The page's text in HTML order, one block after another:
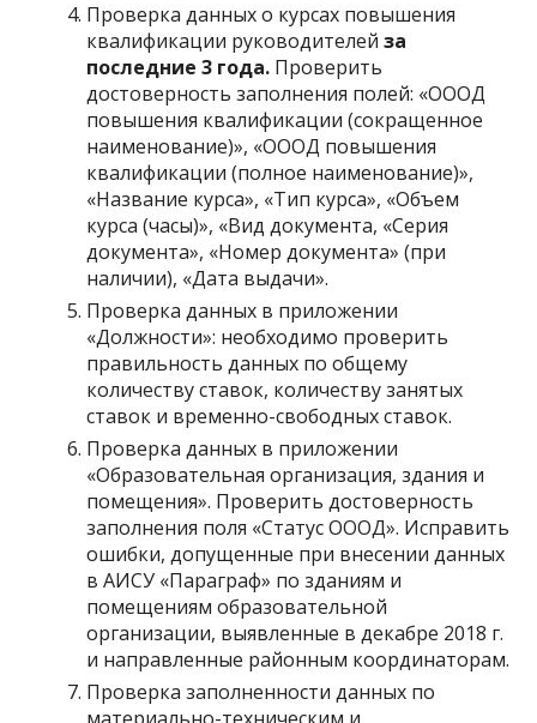
Проверка данных о курсах повышения
квалификации руководителейза
последние 3 года. Проверить
достоверность заполнения полей: «ОООД
повышения квалификации (сокращенное
наименование)», «ОООД повышения
квалификации (полное наименование)»,
«Название курса», «Тип курса», «Объем
курса (часы)», «Вид документа, «Серия
документа», «Номер документа» (при
наличии), «Дата выдачи».
Проверка данных в приложении
«Должности»: необходимо проверить
правильность данных по общему
количеству ставок, количеству занятых
ставок и временно-свободных ставок.
Проверка данных в приложении
«Образовательная организация, здания и
помещения». Проверить достоверность
заполнения поля «Статус ОООД». Исправить
ошибки, допущенные при внесении данных
в АИСУ «Параграф» по зданиям и
помещениям образовательной
организации, выявленные в декабре 2018 г.
и направленные районным координаторам.
Проверка заполненности данных по